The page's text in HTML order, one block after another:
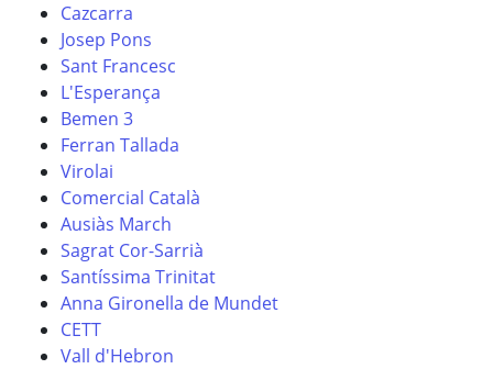
Cazcarra
Josep Pons
Sant Francesc
L'Esperança
Bemen 3
Ferran Tallada
Virolai
Comercial Català
Ausiàs March
Sagrat Cor-Sarrià
Santíssima Trinitat
Anna Gironella de Mundet
CETT
Vall d'Hebron